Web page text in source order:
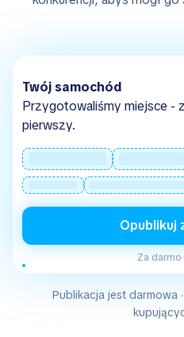
Twój samochód
Przygotowaliśmy miejsce -
pierwszy.
Opublikuj
Za darmo·
Publikacja jest darmowa